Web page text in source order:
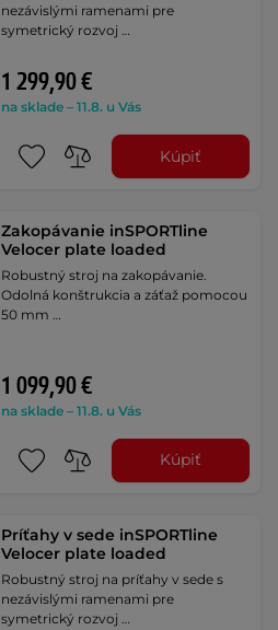
nezávislými ramenami pre
symetrický rozvoj …
1 299,90 €
na sklade – 11.8. u Vás
Kúpiť
Zakopávanie inSPORTline
Velocer plate loaded
Robustný stroj na zakopávanie.
Odolná konštrukcia a záťaž pomocou
50 mm …
1 099,90 €
na sklade – 11.8. u Vás
Kúpiť
Príťahy v sede inSPORTline
Velocer plate loaded
Robustný stroj na príťahy v sede s
nezávislými ramenami pre
symetrický rozvoj …